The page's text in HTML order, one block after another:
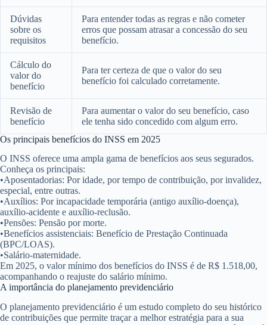
Dúvidas
sobre os
requisitos
Para entender todas as regras e não cometer
erros que possam atrasar a concessão do seu
benefício.
Cálculo do
valor do
benefício
Para ter certeza de que o valor do seu
benefício foi calculado corretamente.
Revisão de
benefício
Para aumentar o valor do seu benefício, caso
ele tenha sido concedido com algum erro.
Os principais benefícios do INSS em 2025
O INSS oferece uma ampla gama de benefícios aos seus segurados.
Conheça os principais:
•Aposentadorias: Por idade, por tempo de contribuição, por invalidez,
especial, entre outras.
•Auxílios: Por incapacidade temporária (antigo auxílio-doença),
auxílio-acidente e auxílio-reclusão.
•Pensões: Pensão por morte.
•Benefícios assistenciais: Benefício de Prestação Continuada
(BPC/LOAS).
•Salário-maternidade.
Em 2025, o valor mínimo dos benefícios do INSS é de R$ 1.518,00,
acompanhando o reajuste do salário mínimo.
A importância do planejamento previdenciário
O planejamento previdenciário é um estudo completo do seu histórico
de contribuições que permite traçar a melhor estratégia para a sua